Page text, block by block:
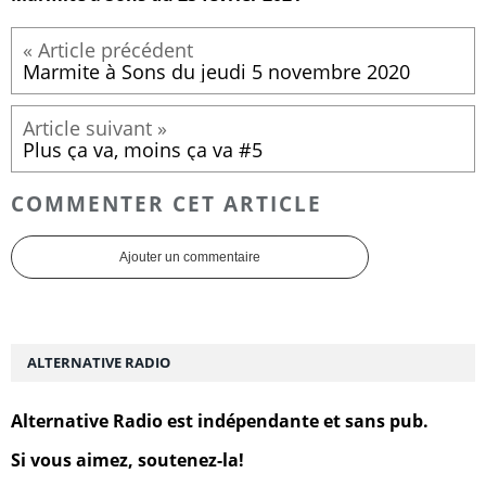
Marmite à Sons du jeudi 5 novembre 2020
Plus ça va, moins ça va #5
COMMENTER CET ARTICLE
Ajouter un commentaire
ALTERNATIVE RADIO
Alternative Radio est indépendante et sans pub.
Si vous aimez, soutenez-la!